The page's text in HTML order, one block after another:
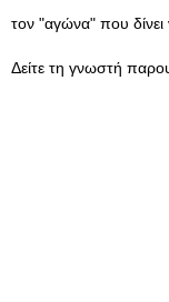
τον "αγώνα" που δίνει
Δείτε τη γνωστή